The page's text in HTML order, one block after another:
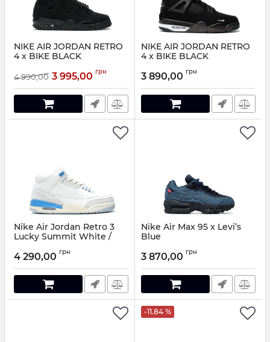
NIKE AIR JORDAN RETRO
4 x BIKE BLACK
4 990,00 3 995,00 грн
NIKE AIR JORDAN RETRO
4 x BIKE BLACK
3 890,00 грн
Nike Air Jordan Retro 3
Lucky Summit White /
Артикул: 6110544
4 290,00 грн
Nike Air Max 95 x Levi’s
Blue
3 870,00 грн
-11.84 %